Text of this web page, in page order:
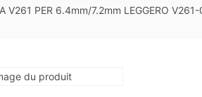
V261 PER 6.4mm/7.2mm LEGGERO